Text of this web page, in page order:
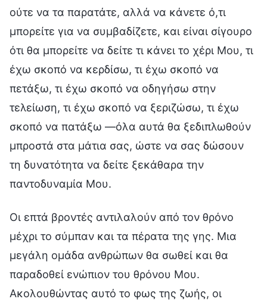
ούτε να τα παρατάτε, αλλά να κάνετε ό,τι
μπορείτε για να συμβαδίζετε, και είναι σίγουρο
ότι θα μπορείτε να δείτε τι κάνει το χέρι Μου, τι
έχω σκοπό να κερδίσω, τι έχω σκοπό να
πετάξω, τι έχω σκοπό να οδηγήσω στην
τελείωση, τι έχω σκοπό να ξεριζώσω, τι έχω
σκοπό να πατάξω —όλα αυτά θα ξεδιπλωθούν
μπροστά στα μάτια σας, ώστε να σας δώσουν
τη δυνατότητα να δείτε ξεκάθαρα την
παντοδυναμία Μου.
Οι επτά βροντές αντιλαλούν από τον θρόνο
μέχρι το σύμπαν και τα πέρατα της γης. Μια
μεγάλη ομάδα ανθρώπων θα σωθεί και θα
παραδοθεί ενώπιον του θρόνου Μου.
Ακολουθώντας αυτό το φως της ζωής, οι